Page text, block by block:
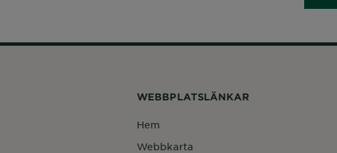
WEBBPLATSLÄNKAR
Hem
Webbkarta